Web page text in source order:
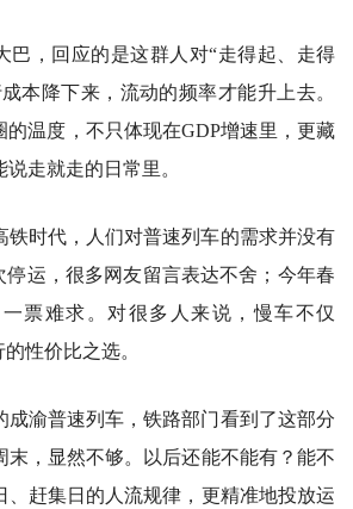
巴，回应的是这群人对“走得起、走得
本降下来，流动的频率才能升上去。
的温度，不只体现在GDP增速里，更藏
走就走的日常里。
铁时代，人们对普速列车的需求并没有
停运，很多网友留言表达不舍；今年春
票难求。对很多人来说，慢车不仅
性价比之选。
成渝普速列车，铁路部门看到了这部分
末，显然不够。以后还能不能有？能不
、赶集日的人流规律，更精准地投放运